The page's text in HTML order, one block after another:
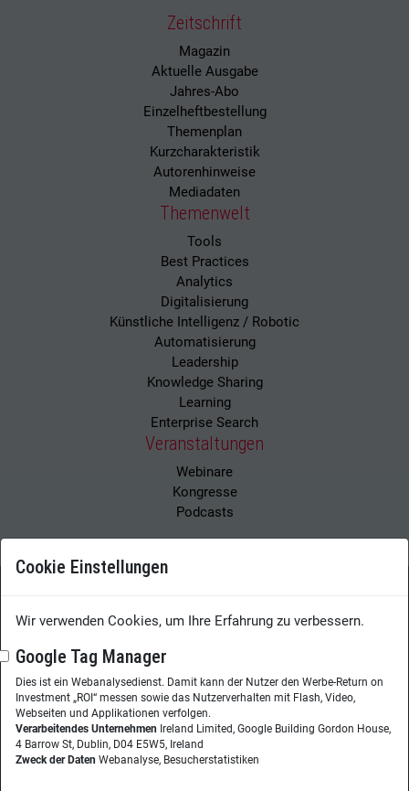
Zeitschrift
Magazin
Aktuelle Ausgabe
Jahres-Abo
Einzelheftbestellung
Themenplan
Kurzcharakteristik
Autorenhinweise
Mediadaten
Themenwelt
Tools
Best Practices
Analytics
Digitalisierung
Künstliche Intelligenz / Robotic
Automatisierung
Leadership
Knowledge Sharing
Learning
Enterprise Search
Veranstaltungen
Webinare
Kongresse
Podcasts
Wissensmanagement Magazin
Impressum
Herausgeberin:Nicole Lehnert
Westheimer Str. 18
86356 Neusäß
Telefon: +49 (0)821 48685-290
Cookie Einstellungen
Wir verwenden Cookies, um Ihre Erfahrung zu verbessern.
Google Tag Manager
Dies ist ein Webanalysedienst. Damit kann der Nutzer den Werbe-Return on
Investment „ROI“ messen sowie das Nutzerverhalten mit Flash, Video,
Webseiten und Applikationen verfolgen.
Verarbeitendes Unternehmen Ireland Limited, Google Building Gordon House,
4 Barrow St, Dublin, D04 E5W5, Ireland
Zweck der Daten Webanalyse, Besucherstatistiken